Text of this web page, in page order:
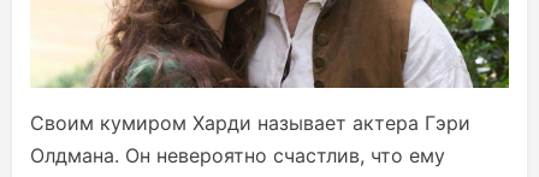
Своим кумиром Харди называет актера Гэри
Олдмана. Он невероятно счастлив, что ему